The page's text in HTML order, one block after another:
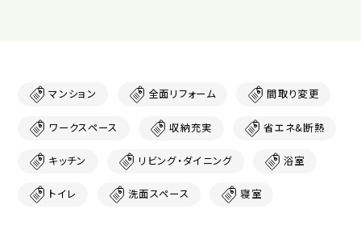
マンション 全面リフォーム 間取り変更
ワークスペース 収納充実 省エネ&断熱
キッチン リビング・ダイニング 浴室
トイレ 洗面スペース 寝室